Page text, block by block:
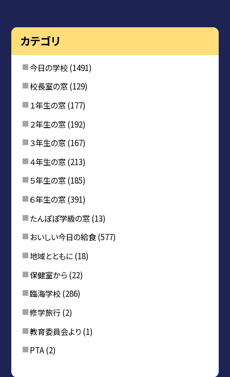
カテゴリ
今日の学校(1491)
校長室の窓(129)
１年生の窓(177)
２年生の窓(192)
３年生の窓(167)
４年生の窓(213)
５年生の窓(185)
６年生の窓(391)
たんぽぽ学級の窓(13)
おいしい今日の給食(577)
地域とともに(18)
保健室から (22)
臨海学校(286)
修学旅行(2)
教育委員会より (1)
PTA(2)